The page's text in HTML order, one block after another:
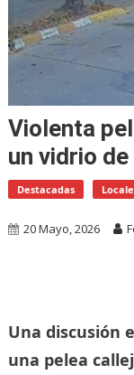
Violenta
un vidrio
Destacadas
20 Mayo, 2026
Una discusión
una pelea